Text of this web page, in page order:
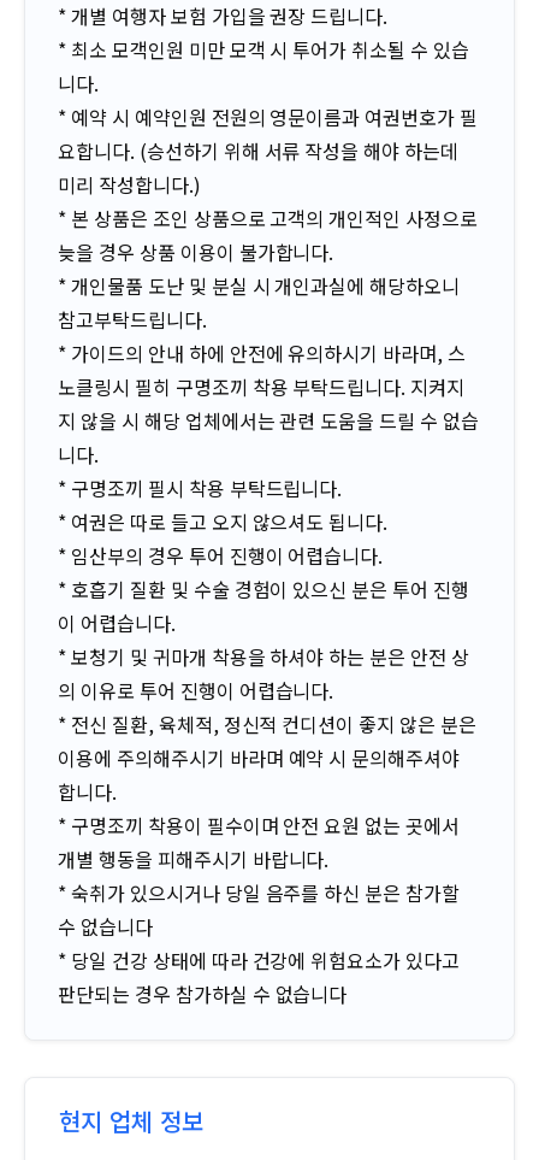
*개별 여행자 보험 가입을 권장 드립니다.
* 최소 모객인원 미만 모객 시 투어가 취소될 수 있습
니다.
* 예약 시 예약인원 전원의 영문이름과 여권번호가 필
요합니다. (승선하기 위해 서류 작성을 해야 하는데
미리 작성합니다.)
* 본 상품은 조인 상품으로 고객의 개인적인 사정으로
늦을 경우 상품 이용이 불가합니다.
*개인물품 도난 및 분실 시 개인과실에 해당하오니
참고부탁드립니다.
* 가이드의 안내 하에 안전에 유의하시기 바라며,스
노클링시 필히 구명조끼 착용 부탁드립니다. 지켜지
지 않을 시 해당 업체에서는 관련 도움을 드릴 수 없습
니다.
* 구명조끼 필시 착용 부탁드립니다.
* 여권은 따로 들고 오지 않으셔도 됩니다.
* 임산부의 경우 투어 진행이 어렵습니다.
* 호흡기 질환 및 수술 경험이 있으신 분은 투어 진행
이 어렵습니다.
* 보청기 및 귀마개 착용을 하셔야 하는 분은 안전 상
의 이유로 투어 진행이 어렵습니다.
* 전신 질환,육체적, 정신적 컨디션이 좋지 않은 분은
이용에 주의해주시기 바라며 예약 시 문의해주셔야
합니다.
* 구명조끼 착용이 필수이며 안전 요원 없는 곳에서
개별 행동을 피해주시기 바랍니다.
* 숙취가 있으시거나 당일 음주를 하신 분은 참가할
수 없습니다
* 당일 건강 상태에 따라 건강에 위험요소가 있다고
판단되는 경우 참가하실 수 없습니다
현지 업체 정보